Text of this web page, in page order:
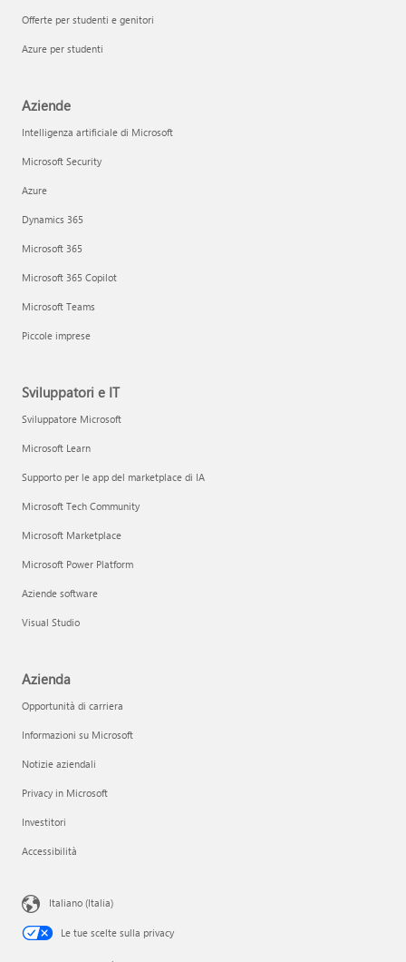
Offerte per studenti e genitori
Azure per studenti
Aziende
Intelligenza artificiale di Microsoft
Microsoft Security
Azure
Dynamics 365
Microsoft 365
Microsoft 365 Copilot
Microsoft Teams
Piccole imprese
Sviluppatori e IT
Sviluppatore Microsoft
Microsoft Learn
Supporto per le app del marketplace di IA
Microsoft Tech Community
Microsoft Marketplace
Microsoft Power Platform
Aziende software
Visual Studio
Azienda
Opportunità di carriera
Informazioni su Microsoft
Notizie aziendali
Privacy in Microsoft
Investitori
Accessibilità
Italiano (Italia)
Le tue scelte sulla privacy